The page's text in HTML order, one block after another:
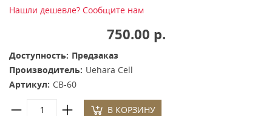
Нашли дешевле? Сообщите нам
750.00 р.
Доступность: Предзаказ
Производитель: Uehara Cell
Артикул: CB-60
В КОРЗИНУ